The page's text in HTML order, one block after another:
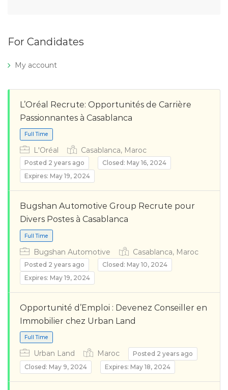
For Candidates
My account
L’Oréal Recrute: Opportunités de Carrière
Passionnantes à Casablanca
Full Time
L'Oréal Casablanca, Maroc
Posted 2 years ago
Closed: May 16, 2024
Expires: May 19, 2024
Bugshan Automotive Group Recrute pour
Divers Postes à Casablanca
Full Time
Bugshan Automotive Casablanca, Maroc
Posted 2 years ago
Closed: May 10, 2024
Expires: May 19, 2024
Opportunité d’Emploi : Devenez Conseiller en
Immobilier chez Urban Land
Urban Land Maroc
Posted 2 years ago
Closed: May 9, 2024
Expires: May 18, 2024